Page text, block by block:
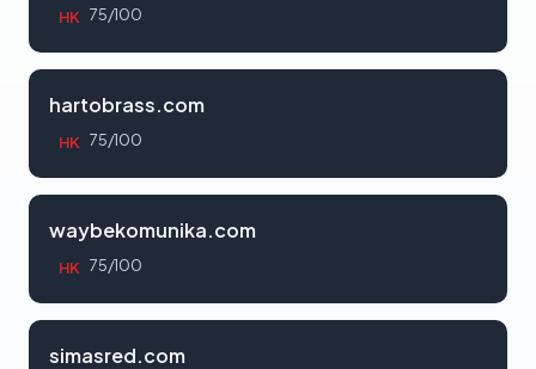
HK 75/100
hartobrass.com
HK 75/100
waybekomunika.com
HK 75/100
simasred.com